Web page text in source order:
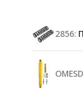
2856: